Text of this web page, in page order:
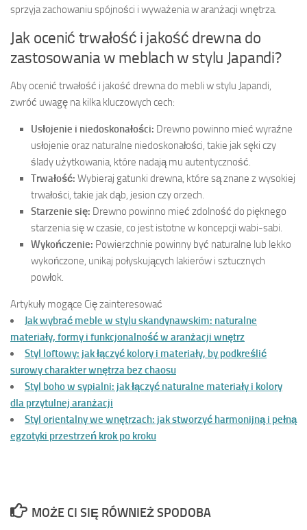
sprzyja zachowaniu spójności i wyważenia w aranżacji wnętrza.
Jak ocenić trwałość i jakość drewna do
zastosowania w meblach w stylu Japandi?
Aby ocenić trwałość i jakość drewna do mebli w stylu Japandi,
zwróć uwagę na kilka kluczowych cech:
Usłojenie i niedoskonałości: Drewno powinno mieć wyraźne
usłojenie oraz naturalne niedoskonałości, takie jak sęki czy
ślady użytkowania, które nadają mu autentyczność.
Trwałość: Wybieraj gatunki drewna, które są znane z wysokiej
trwałości, takie jak dąb, jesion czy orzech.
Starzenie się: Drewno powinno mieć zdolność do pięknego
starzenia się w czasie, co jest istotne w koncepcji wabi-sabi.
Wykończenie: Powierzchnie powinny być naturalne lub lekko
wykończone, unikaj połyskujących lakierów i sztucznych
powłok.
Artykuły mogące Cię zainteresować
Jak wybrać meble w stylu skandynawskim: naturalne
materiały, formy i funkcjonalność w aranżacji wnętrz
Styl loftowy: jak łączyć kolory i materiały, by podkreślić
surowy charakter wnętrza bez chaosu
Styl boho w sypialni: jak łączyć naturalne materiały i kolory
dla przytulnej aranżacji
Styl orientalny we wnętrzach: jak stworzyć harmonijną i pełną
egzotyki przestrzeń krok po kroku
MOŻE CI SIĘ RÓWNIEŻ SPODOBA